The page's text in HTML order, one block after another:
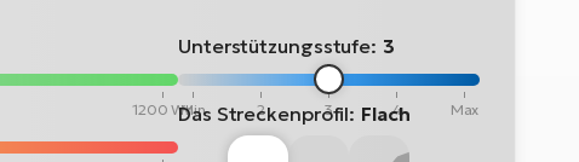
1200 Wh
Unterstützungsstufe: 3
Min 2 3 4 Max
Das Streckenprofil: Flach